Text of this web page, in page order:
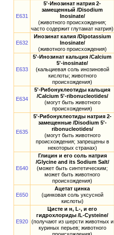
E631
5'-Инозинат натрия 2-
замещенный /Disodium
Inosinate/
(животного происхождения;
часто содержит глутамат натрия)
E632
Инозинат калия /Dipotassium
Inosinate/
(животного происхождения)
E633
5'-Инозинат кальция /Calcium
5'-inosinate/
(кальциевая соль инозиновой
кислоты; животного
происхождения)
E634
5'-Рибонуклеотиды кальция
/Calcium 5'-ribonucleotides/
(могут быть животного
происхождения)
E635
5'-Рибонуклеотиды натрия 2-
замещенные /Disodium 5'-
ribonucleotides/
(могут быть животного
происхождения; запрещены в
некоторых странах)
E640
Глицин и его соль натрия
/Glycine and its Sodium Salt/
(может быть синтетическим;
может быть животного
происхождения)
E650
Ацетат цинка
(цинковая соль уксусной
кислоты)
E920
Цисте и н, L-, и его
гидрохлориды /L-Cysteine/
(получают из шерсти животных и
куриных перьев; животного